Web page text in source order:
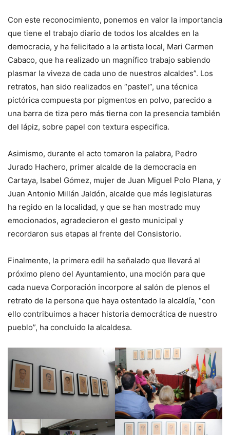
Con este reconocimiento, ponemos en valor la importancia
que tiene el trabajo diario de todos los alcaldes en la
democracia, y ha felicitado a la artista local, Mari Carmen
Cabaco, que ha realizado un magnífico trabajo sabiendo
plasmar la viveza de cada uno de nuestros alcaldes”. Los
retratos, han sido realizados en “pastel”, una técnica
pictórica compuesta por pigmentos en polvo, parecido a
una barra de tiza pero más tierna con la presencia también
del lápiz, sobre papel con textura especifica.
Asimismo, durante el acto tomaron la palabra, Pedro
Jurado Hachero, primer alcalde de la democracia en
Cartaya, Isabel Gómez, mujer de Juan Miguel Polo Plana, y
Juan Antonio Millán Jaldón, alcalde que más legislaturas
ha regido en la localidad, y que se han mostrado muy
emocionados, agradecieron el gesto municipal y
recordaron sus etapas al frente del Consistorio.
Finalmente, la primera edil ha señalado que llevará al
próximo pleno del Ayuntamiento, una moción para que
cada nueva Corporación incorpore al salón de plenos el
retrato de la persona que haya ostentado la alcaldía, “con
ello contribuimos a hacer historia democrática de nuestro
pueblo”, ha concluido la alcaldesa.